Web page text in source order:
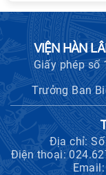
VIỆN HÀN
Giấy phép số
Trưởng Ban
Địa chỉ: Số
Điện thoại: